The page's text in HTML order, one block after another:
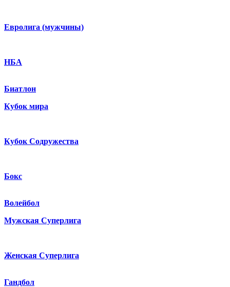
Евролига (мужчины)
НБА
Биатлон
Кубок мира
Кубок Содружества
Бокс
Волейбол
Мужская Суперлига
Женская Суперлига
Гандбол